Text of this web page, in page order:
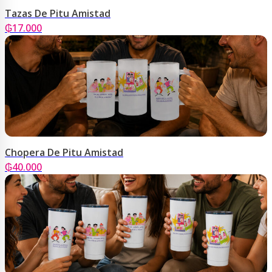
Tazas De Pitu Amistad
₲17.000
Chopera De Pitu Amistad
₲40.000